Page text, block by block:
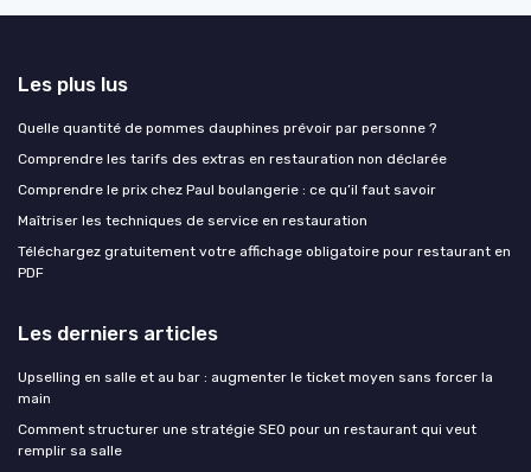
Les plus lus
Quelle quantité de pommes dauphines prévoir par personne ?
Comprendre les tarifs des extras en restauration non déclarée
Comprendre le prix chez Paul boulangerie : ce qu’il faut savoir
Maîtriser les techniques de service en restauration
Téléchargez gratuitement votre affichage obligatoire pour restaurant en
PDF
Les derniers articles
Upselling en salle et au bar : augmenter le ticket moyen sans forcer la
main
Comment structurer une stratégie SEO pour un restaurant qui veut
remplir sa salle